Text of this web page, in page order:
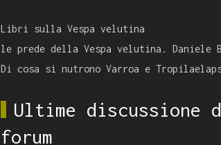
Libri sulla Vespa velutina
le prede della Vespa velutina. Daniele
Di cosa si nutrono Varroa e
Ultime discussione
forum